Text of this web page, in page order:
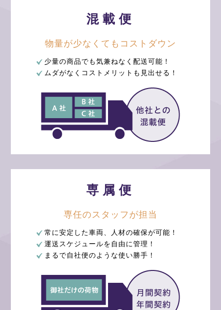
お問い合せ
混載便
物量が少なくても コストダウン
少量の商品でも気兼ねなく配送可能！
ムダがなくコストメリットも見出せる！
専属便
専任のスタッフが担当
常に安定した車両、人材の確保が可能！
運送スケジュールを自由に管理！
まるで自社便のような使い勝手！